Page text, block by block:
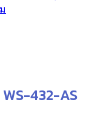
432-AS